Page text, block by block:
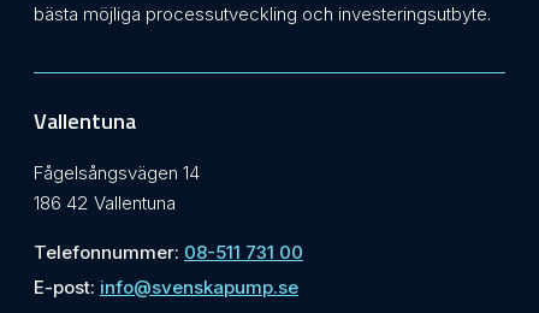
bästa möjliga processutveckling och investeringsutbyte.
Vallentuna
Fågelsångsvägen 14
186 42 Vallentuna
Telefonnummer: 08-511 731 00
E-post: info@svenskapump.se